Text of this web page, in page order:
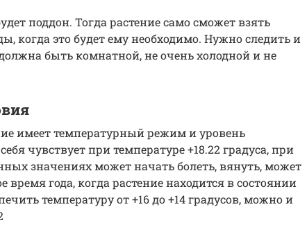
поддон. Тогда растение само сможет взять
когда это будет ему необходимо. Нужно следить и
быть комнатной, не очень холодной и не
имеет температурный режим и уровень
чувствует при температуре +18.22 градуса, при
значениях может начать болеть, вянуть, может
время года, когда растение находится в состоянии
температуру от +16 до +14 градусов, можно и